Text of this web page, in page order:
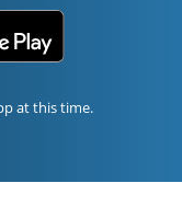
at this time.